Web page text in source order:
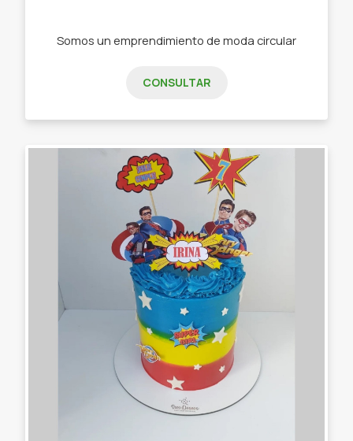
Somos un emprendimiento de moda circular
CONSULTAR